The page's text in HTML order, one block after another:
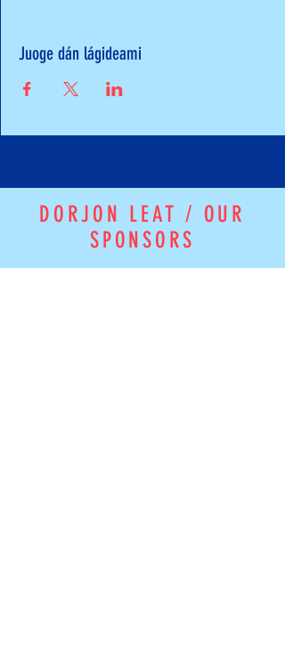
Juoge dán lágideami
DORJON LEAT / OUR
SPONSORS